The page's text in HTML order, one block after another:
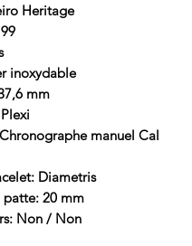
Heritage
inoxydable
mm
manuel Cal
Diametris
patte: 20 mm
Non / Non